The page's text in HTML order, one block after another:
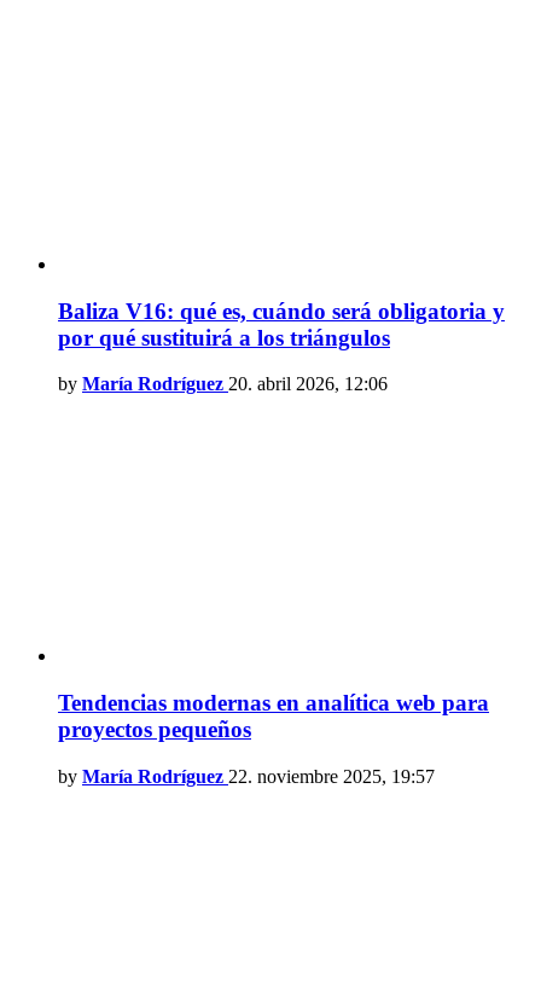
Baliza V16: qué es, cuándo será obligatoria y
por qué sustituirá a los triángulos
by María Rodríguez 20. abril 2026, 12:06
Tendencias modernas en analítica web para
proyectos pequeños
by María Rodríguez 22. noviembre 2025, 19:57